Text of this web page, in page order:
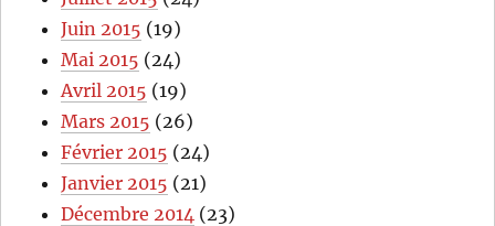
Juin 2015 (19)
Mai 2015 (24)
Avril 2015 (19)
Mars 2015 (26)
Février 2015 (24)
Janvier 2015 (21)
Décembre 2014 (23)